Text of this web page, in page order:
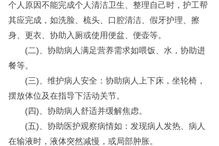
个人原因不能完成个人清洁卫生、整理自己时，护工帮
其应完成，如洗脸、梳头、口腔清洁、假牙护理、擦
身、更衣、协助入厕或使用便盆、便壶等。
(二)、协助病人满足营养需求如喂饭、水，协助进
餐等。
(三)、维护病人安全：协助病人上下床，坐轮椅，
摆放体位及在指导下活动关节。
(四)、协助病人舒适并缓解焦虑。
(五)、协助医护观察病情如：发现病人发热、病人
在输液时，液体突然减慢，或局部肿胀。